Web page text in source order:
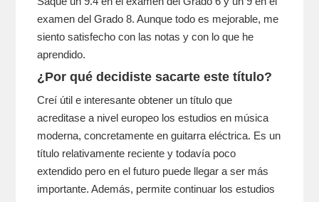
examen del Grado 8. Aunque todo es mejorable, me
siento satisfecho con las notas y con lo que he
aprendido.
¿Por qué decidiste sacarte este título?
Creí útil e interesante obtener un título que
acreditase a nivel europeo los estudios en música
moderna, concretamente en guitarra eléctrica. Es un
título relativamente reciente y todavía poco
extendido pero en el futuro puede llegar a ser más
importante. Además, permite continuar los estudios